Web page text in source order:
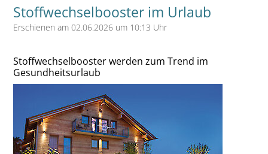
Stoffwechselbooster im Urlaub
Erschienen am 02.06.2026 um 10:13 Uhr
Stoffwechselbooster werden zum Trend im
Gesundheitsurlaub